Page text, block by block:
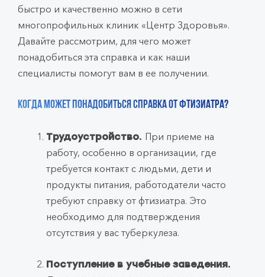
быстро и качественно можно в сети
многопрофильных клиник «Центр Здоровья».
Давайте рассмотрим, для чего может
понадобиться эта справка и как наши
специалисты помогут вам в ее получении.
Когда может понадобиться справка от фтизиатра?
Трудоустройство. При приеме на
работу, особенно в организации, где
требуется контакт с людьми, дети и
продукты питания, работодатели часто
требуют справку от фтизиатра. Это
необходимо для подтверждения
отсутствия у вас туберкулеза.
Поступление в учебные заведения.